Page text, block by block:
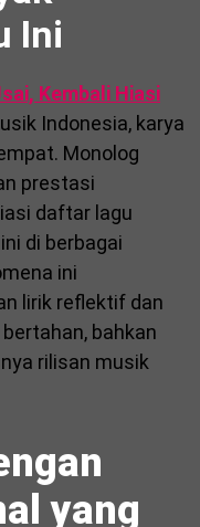
Ini
Kembali Hiasi
Indonesia, karya
Monolog
prestasi
daftar lagu
di berbagai
ini
lirik reflektif dan
bahkan
rilisan musik
yang